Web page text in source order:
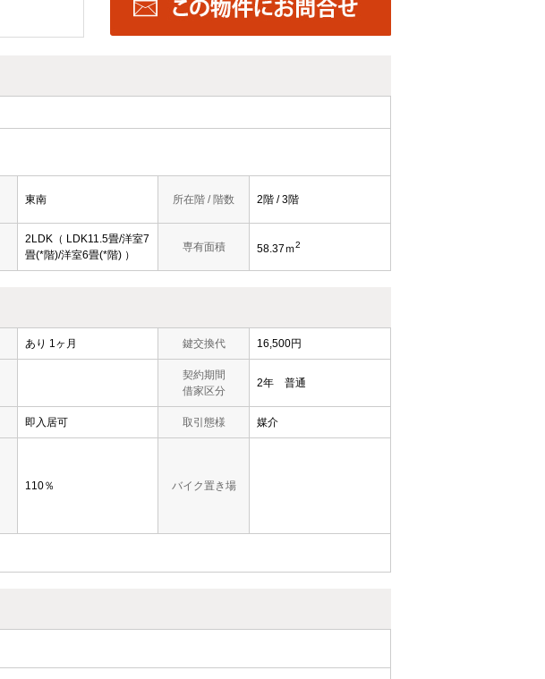
東南 所在階 / 階数 2階 / 3階
2LDK（ LDK11.5畳/洋室7
畳(*階)/洋室6畳(*階) ）
専有面積 58.37ｍ2
あり 1ヶ月 鍵交換代 16,500円
契約期間
借家区分
2年 普通
即入居可 取引態様 媒介
110％ バイク置き場